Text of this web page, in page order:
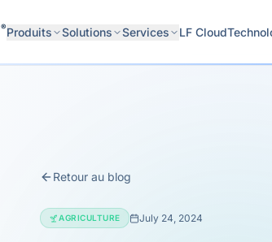
®Produits Solutions Services LF Cloud
Retour au blog
AGRICULTURE July 24, 2024